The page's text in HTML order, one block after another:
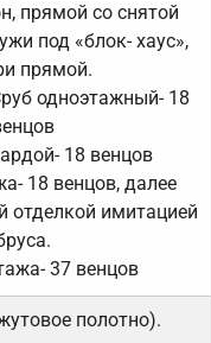
прямой со снятой
под «блок- хаус»,
прямой.
одноэтажный- 18
18 венцов
18 венцов, далее
отделкой имитацией
37 венцов
полотно).